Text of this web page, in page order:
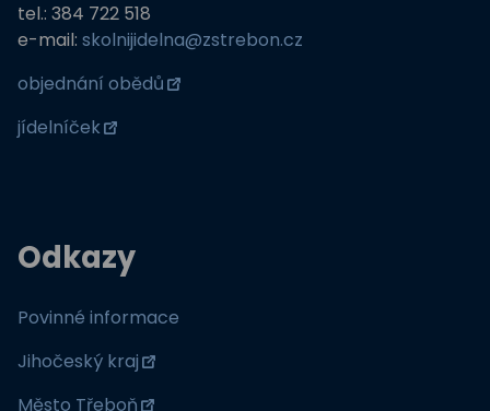
tel.: 384 722 518
e-mail: skolnijidelna@zstrebon.cz
objednání obědů
jídelníček
Odkazy
Povinné informace
Jihočeský kraj
Město Třeboň